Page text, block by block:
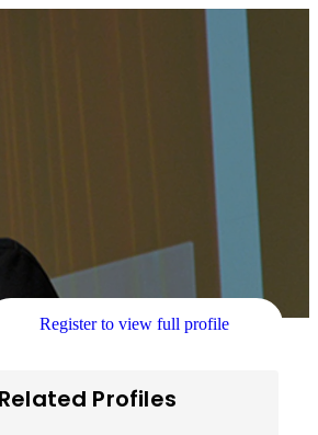
Register to view full profile
Related Profiles